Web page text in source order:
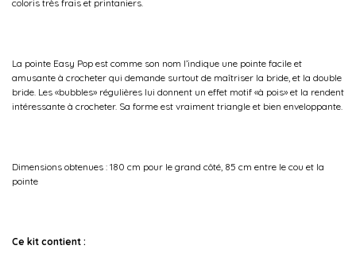
coloris très frais et printaniers.
La pointe Easy Pop est comme son nom l’indique une pointe facile et
amusante à crocheter qui demande surtout de maîtriser la bride, et la double
bride. Les «bubbles» régulières lui donnent un effet motif «à pois» et la rendent
intéressante à crocheter. Sa forme est vraiment triangle et bien enveloppante.
Dimensions obtenues : 180 cm pour le grand côté, 85 cm entre le cou et la
pointe
Ce kit contient :